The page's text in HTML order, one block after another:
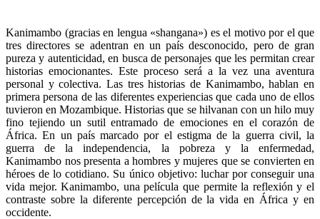
Kanimambo (gracias en lengua «shangana») es el motivo por el que
tres directores se adentran en un país desconocido, pero de gran
pureza y autenticidad, en busca de personajes que les permitan crear
historias emocionantes. Este proceso será a la vez una aventura
personal y colectiva. Las tres historias de Kanimambo, hablan en
primera persona de las diferentes experiencias que cada uno de ellos
tuvieron en Mozambique. Historias que se hilvanan con un hilo muy
fino tejiendo un sutil entramado de emociones en el corazón de
África. En un país marcado por el estigma de la guerra civil, la
guerra de la independencia, la pobreza y la enfermedad,
Kanimambo nos presenta a hombres y mujeres que se convierten en
héroes de lo cotidiano. Su único objetivo: luchar por conseguir una
vida mejor. Kanimambo, una película que permite la reflexión y el
contraste sobre la diferente percepción de la vida en África y en
occidente.